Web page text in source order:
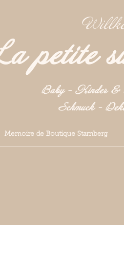
petite
Baby - Kinder &
Schmuck -
Memoire de Boutique Starnberg